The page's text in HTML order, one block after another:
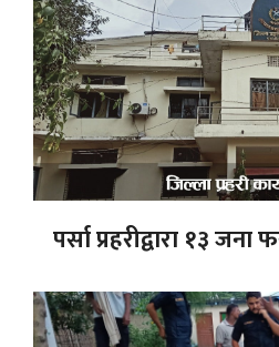
पर्सा प्रहरीद्वारा १३ जना